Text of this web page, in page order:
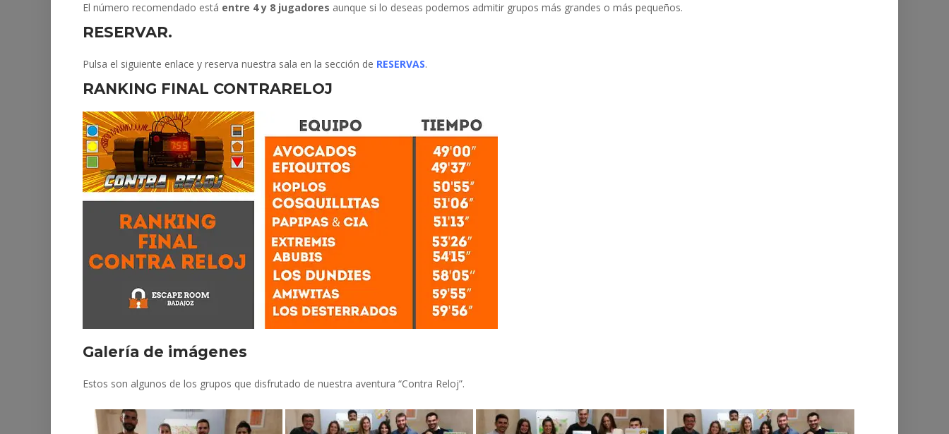
El número recomendado está entre 4 y 8 jugadores aunque si lo deseas podemos admitir grupos más grandes o más pequeños.
RESERVAR.
Pulsa el siguiente enlace y reserva nuestra sala en la sección de RESERVAS.
RANKING FINAL CONTRARELOJ
Galería de imágenes
Estos son algunos de los grupos que disfrutado de nuestra aventura “Contra Reloj”.